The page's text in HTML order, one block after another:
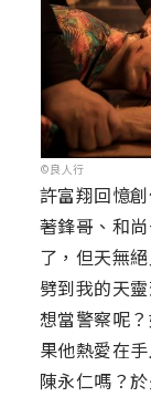
©良人行
許富翔回憶
著鋒哥、和
了，但天無
劈到我的天
想當警察呢
果他熱愛在
陳永仁嗎？